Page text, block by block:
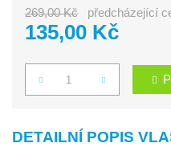
269,00 Kč předcházející
135,00 Kč
Počet
DETAILNÍ POPIS